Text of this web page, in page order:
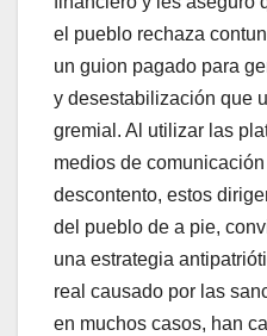
el pueblo rechaza
un guion pagado para
y desestabilización que
gremial. Al utilizar las
medios de
descontento, estos
del pueblo de a pie,
una estrategia
real causado por las
en muchos casos, han